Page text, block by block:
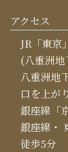
アクセス
JR「東京
(八重洲
八重洲地
口を上が
銀座線「
銀座線・
徒歩5分